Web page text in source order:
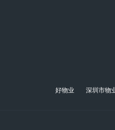
好物业 深圳市物